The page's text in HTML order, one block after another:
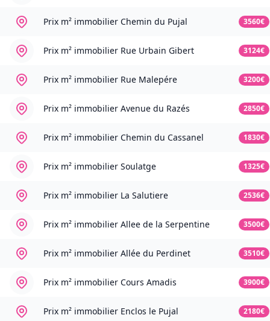
Prix m² immobilier Chemin du Pujal 3560€
Prix m² immobilier Rue Urbain Gibert 3124€
Prix m² immobilier Rue Malepére 3200€
Prix m² immobilier Avenue du Razés 2850€
Prix m² immobilier Chemin du Cassanel 1830€
Prix m² immobilier Soulatge 1325€
Prix m² immobilier La Salutiere 2536€
Prix m² immobilier Allee de la Serpentine 3500€
Prix m² immobilier Allée du Perdinet 3510€
Prix m² immobilier Cours Amadis 3900€
Prix m² immobilier Enclos le Pujal 2180€